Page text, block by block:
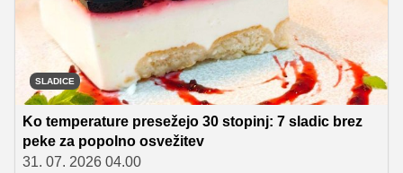
SLADICE
Ko temperature presežejo 30 stopinj: 7 sladic brez
peke za popolno osvežitev
31. 07. 2026 04.00